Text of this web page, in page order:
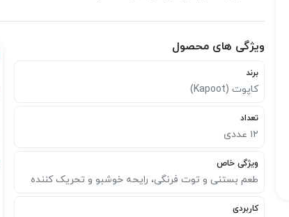
ویژگی های محصول
برند
کاپوت (Kapoot)
تعداد
۱۲ عددی
ویژگی خاص
طعم بستنی و توت فرنگی، رایحه خوشبو و تحریک‌ کننده
کاربردی